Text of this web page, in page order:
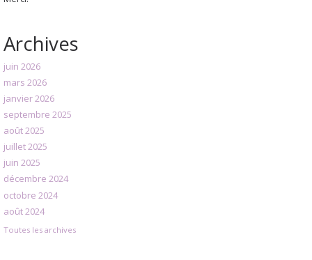
Archives
juin 2026
mars 2026
janvier 2026
septembre 2025
août 2025
juillet 2025
juin 2025
décembre 2024
octobre 2024
août 2024
Toutes les archives